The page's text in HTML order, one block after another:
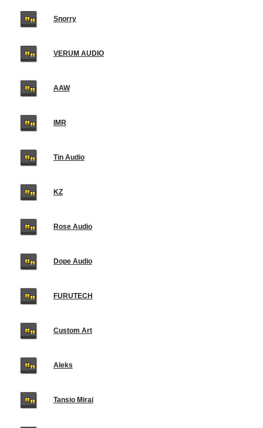
Snorry
VERUM AUDIO
AAW
IMR
Tin Audio
KZ
Rose Audio
Dope Audio
FURUTECH
Custom Art
Aleks
Tansio Mirai